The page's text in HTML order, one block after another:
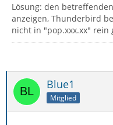
Lösung: den
anzeigen, Thunderbird
nicht in "pop.xxx.xx" rein
Blue1
Mitglied